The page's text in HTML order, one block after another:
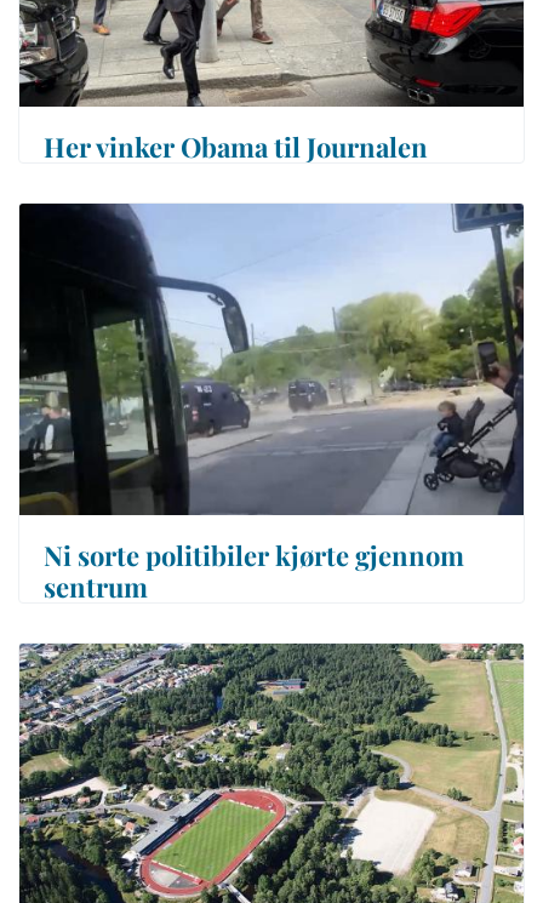
Her vinker Obama til Journalen
Ni sorte politibiler kjørte gjennom
sentrum